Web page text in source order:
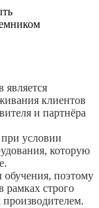
клиентов
и партнёра
при условии
которую
обучения, поэтому
рамках строго